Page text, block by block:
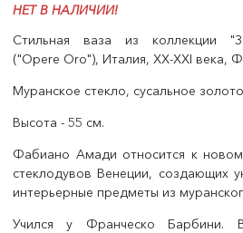
НЕТ В НАЛИЧИИ!
Стильная ваза из коллекции
("Opere Oro"), Италия, XX-XXI века,
Муранское стекло, сусальное
Высота - 55 см.
Фабиано Амади относится к
стеклодувов Венеции, создающих
интерьерные предметы из
Учился у Франческо Барбини.